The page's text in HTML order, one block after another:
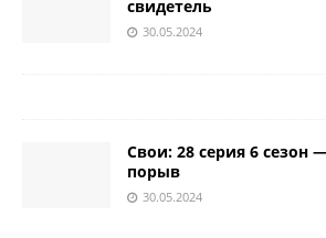
свидетель
30.05.2024
Свои: 28 серия 6 сезон
порыв
30.05.2024